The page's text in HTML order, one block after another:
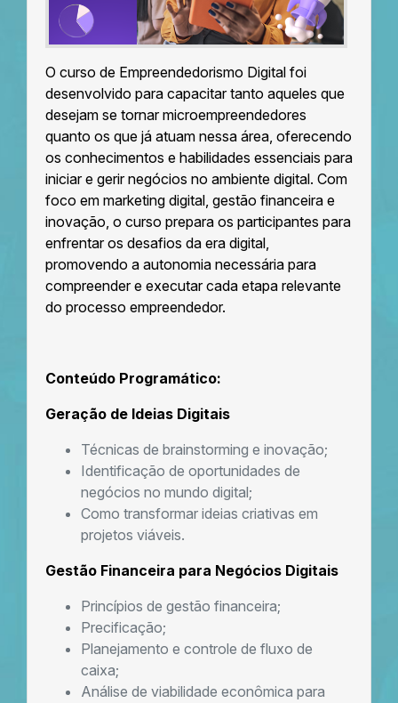
O curso de Empreendedorismo Digital foi
desenvolvido para capacitar tanto aqueles que
desejam se tornar microempreendedores
quanto os que já atuam nessa área, oferecendo
os conhecimentos e habilidades essenciais para
iniciar e gerir negócios no ambiente digital. Com
foco em marketing digital, gestão financeira e
inovação, o curso prepara os participantes para
enfrentar os desafios da era digital,
promovendo a autonomia necessária para
compreender e executar cada etapa relevante
do processo empreendedor.
Conteúdo Programático:
Geração de Ideias Digitais
Técnicas de brainstorming e inovação;
Identificação de oportunidades de
negócios no mundo digital;
Como transformar ideias criativas em
projetos viáveis.
Gestão Financeira para Negócios Digitais
Princípios de gestão financeira;
Precificação;
Planejamento e controle de fluxo de
caixa;
Análise de viabilidade econômica para